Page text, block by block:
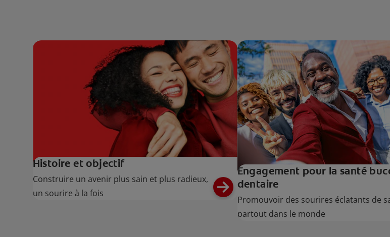
Histoire et objectif
Construire un avenir plus sain et plus radieux,
un sourire à la fois
Engagement pour la santé
dentaire
Promouvoir des sourires éclatants de
partout dans le monde